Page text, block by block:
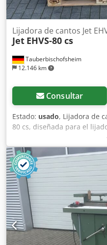
Tauberbischofsheim
12.146 km
Lijadora de cantos Jet
Jet EHVS-80 cs
Consultar
Estado: usado, Lijadora de
80 cs, diseñada para el
rectos y curvos. Su
permiten obtener un
alta capacidad de
pequeños talleres de
trabajos de interiorismo.
Sjha - Longitud de la banda
la banda de lijado: 150 mm
del motor: 1,5 kW -